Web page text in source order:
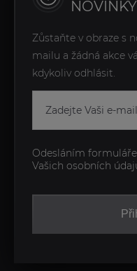
Zůstaňte v obraze s
mailu a žádná akce
kdykoliv odhlásit.
Odesláním
Vašich osobních